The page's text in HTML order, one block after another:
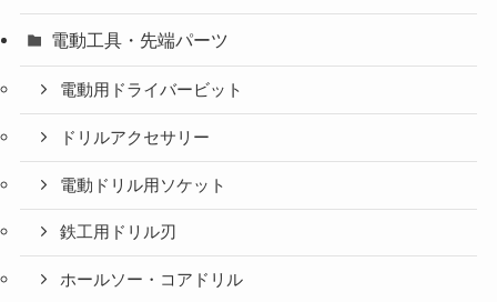
電動工具・先端パーツ
電動用ドライバービット
ドリルアクセサリー
電動ドリル用ソケット
鉄工用ドリル刃
ホールソー・コアドリル